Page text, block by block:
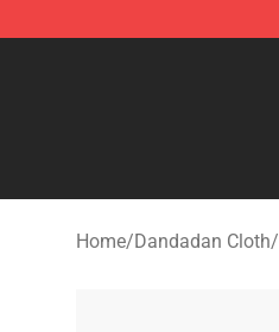
Home/Dandadan Cloth/